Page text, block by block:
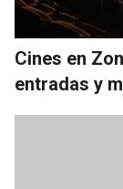
Cines en
entradas y